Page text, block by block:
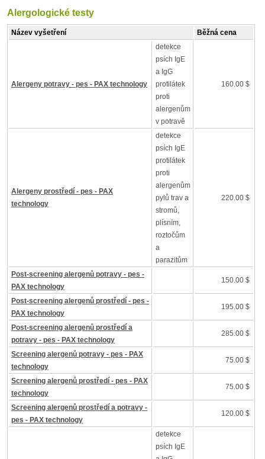
Alergologické testy
Název vyšetření Běžná cena
Alergeny potravy - pes - PAX technology
detekce
psích IgE
a IgG
protilátek
proti
alergenům
v potravě
160.00 $
Alergeny prostředí - pes - PAX
technology
detekce
psích IgE
protilátek
proti
alergenům
pylů trav a
stromů,
plísním,
roztočům
a
parazitům
220.00 $
Post-screening alergenů potravy - pes -
PAX technology
150.00 $
Post-screening alergenů prostředí - pes -
PAX technology
195.00 $
Post-screening alergenů prostředí a
potravy - pes - PAX technology
285.00 $
Screening alergenů potravy - pes - PAX
technology
75.00 $
Screening alergenů prostředí - pes - PAX
technology
75.00 $
Screening alergenů prostředí a potravy -
pes - PAX technology
120.00 $
detekce
psích IgE